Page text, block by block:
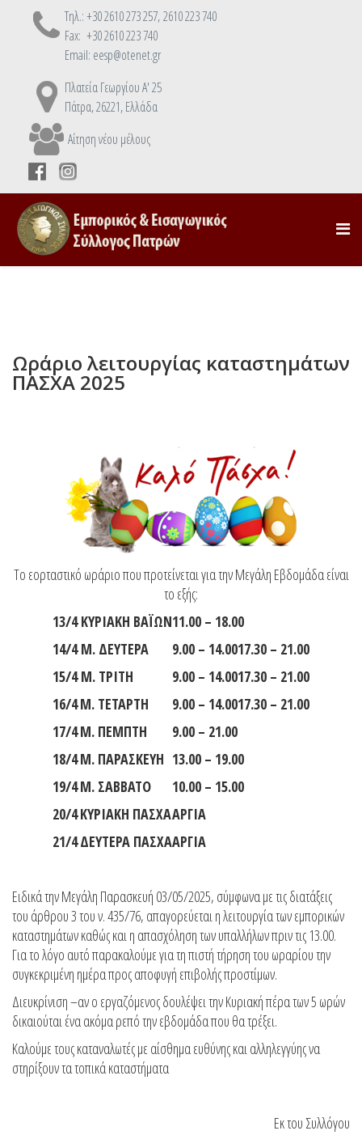
Τηλ.: +30 2610 273 257, 2610 223 740
Fax: +30 2610 223 740
Email: eesp@otenet.gr
Πλατεία Γεωργίου Α' 25
Πάτρα, 26221, Ελλάδα
Αίτηση νέου μέλους
Ωράριο λειτουργίας καταστημάτων
ΠΑΣΧΑ 2025
Το εορταστικό ωράριο που προτείνεται για την Μεγάλη Εβδομάδα είναι
το εξής:
13/4 ΚΥΡΙΑΚΗ ΒΑΪΩΝ11.00 – 18.00
14/4 Μ. ΔΕΥΤΕΡΑ 9.00 – 14.0017.30 – 21.00
15/4 Μ. ΤΡΙΤΗ 9.00 – 14.0017.30 – 21.00
16/4Μ. ΤΕΤΑΡΤΗ 9.00 – 14.0017.30 – 21.00
17/4Μ. ΠΕΜΠΤΗ 9.00 – 21.00
18/4Μ. ΠΑΡΑΣΚΕΥΗ 13.00 – 19.00
19/4Μ. ΣΑΒΒΑΤΟ
10.00 – 15.00
20/4ΚΥΡΙΑΚΗ ΠΑΣΧΑΑΡΓΙΑ
21/4ΔΕΥΤΕΡΑ ΠΑΣΧΑΑΡΓΙΑ
Ειδικά την Μεγάλη Παρασκευή 03/05/2025, σύμφωνα με τις διατάξεις
του άρθρου 3 του ν. 435/76, απαγορεύεται η λειτουργία των εμπορικών
καταστημάτων καθώς και η απασχόληση των υπαλλήλων πριν τις 13.00.
Για το λόγο αυτό παρακαλούμε για τη πιστή τήρηση του ωραρίου την
συγκεκριμένη ημέρα προς αποφυγή επιβολής προστίμων.
Διευκρίνιση –αν ο εργαζόμενος δουλέψει την Κυριακή πέρα των 5 ωρών
δικαιούται ένα ακόμα ρεπό την εβδομάδα που θα τρέξει.
Καλούμε τους καταναλωτές με αίσθημα ευθύνης και αλληλεγγύης να
στηρίξουν τα τοπικά καταστήματα
Εκ του Συλλόγου